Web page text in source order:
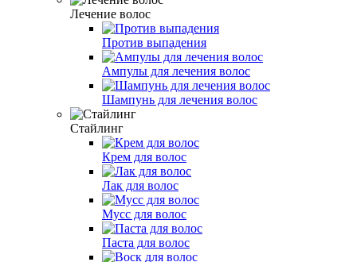
Лечение волос
Против выпадения
Ампулы для лечения волос
Шампунь для лечения волос
Стайлинг
Крем для волос
Лак для волос
Мусс для волос
Паста для волос